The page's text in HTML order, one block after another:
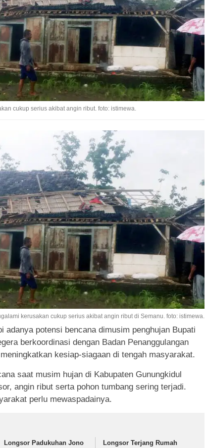
cukup serius akibat angin ribut. foto: istimewa.
kerusakan cukup serius akibat angin ribut di Semanu. foto: istimewa.
adanya potensi bencana dimusim penghujan Bupati
berkoordinasi dengan Badan Penanggulangan
kesiap-siagaan di tengah masyarakat.
saat musim hujan di Kabupaten Gunungkidul
angin ribut serta pohon tumbang sering terjadi.
perlu mewaspadainya.
Longsor Padukuhan Jono
Longsor Terjang Rumah